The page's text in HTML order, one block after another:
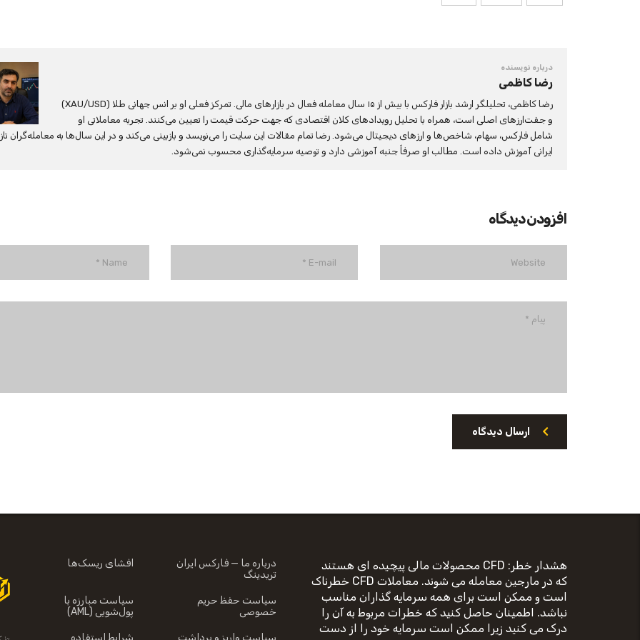
درباره نویسنده
رضا کاظمی
رضا کاظمی، تحلیلگر ارشد بازار فارکس با بیش از ۱۵ سال معامله فعال در بازارهای مالی. تمرکز فعلی او بر انس جهانی طلا (XAU/USD)
و جفت‌ارزهای اصلی است، همراه با تحلیل رویدادهای کلان اقتصادی که جهت حرکت قیمت را تعیین می‌کنند. تجربه معاملاتی او
شامل فارکس، سهام، شاخص‌ها و ارزهای دیجیتال می‌شود. رضا تمام مقالات این سایت را می‌نویسد و بازبینی می‌کند و در این سال‌ها به معامله‌گران
ایرانی آموزش داده است. مطالب او صرفاً جنبه آموزشی دارد و توصیه سرمایه‌گذاری محسوب نمی‌شود.
افزودن دیدگاه
ارسال دیدگاه
درباره ما — فارکس ایران
تریدینگ
افشای ریسک‌ها
سیاست حفظ حریم
خصوصی
سیاست مبارزه با
پول‌شویی (AML)
سیاست واریز و برداشت شرایط استفاده
هشدار خطر: CFD محصولات مالی پیچیده ای هستند
که در مارجین معامله می شوند. معاملات CFD خطرناک
است و ممکن است برای همه سرمایه گذاران مناسب
نباشد. اطمینان حاصل کنید که خطرات مربوط به آن را
درک می کنید زیرا ممکن است سرمایه خود را از دست